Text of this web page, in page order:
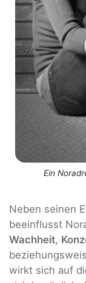
Ein
Neben seinen
beeinflusst
Wachheit,
wirkt sich auf